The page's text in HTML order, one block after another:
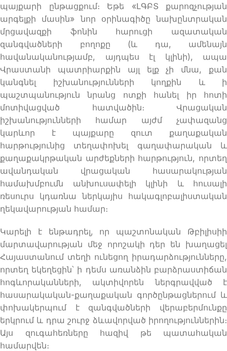
պայքարի ընթացքում։ Եթե «ԼԳԲՏ քարոզչության
արգելքի մասին» նոր օրինագիծը նախընտրական
մրցավազքի ֆոնին հարուցի ազատական
զանգվածների բողոքը (և դա, ամենայն
հավանականությամբ, այդպես էլ կլինի), ապա
Վրաստանի պատրիարքին այլ ելք չի մնա, քան
կանգնել իշխանությունների կողքին և ի
պաշտպանություն նրանց ոտքի հանել իր հոտի
մոտիվացված հատվածին։ Վրացական
իշխանությունների համար այժմ չափազանց
կարևոր է պայքարը զուտ քաղաքական
հարթությունից տեղափոխել գաղափարական և
քաղաքակրթական արժեքների հարթություն, որտեղ
ավանդական վրացական հասարակության
համախմբումն անխուսափելի կլինի և հուսալի
ռեսուրս կդառնա ներկայիս հակագլոբալիստական
ղեկավարության համար։
Կարելի է ենթադրել, որ պաշտոնական Թբիլիսիի
մարտավարության մեջ որոշակի դեր են խաղացել
Հայաստանում տեղի ունեցող իրադարձությունները,
որտեղ եկեղեցին՝ ի դեմս առանձին բարձրաստիճան
հոգևորականների, ակտիվորեն ներգրավված է
հասարակական-քաղաքական գործընթացներում և
փոխակերպում է զանգվածների վերաբերմունքը
երկրում և դրա շուրջ ձևավորված իրողություններին։
Այս զուգահեռները հազիվ թե պատահական
համարվեն։